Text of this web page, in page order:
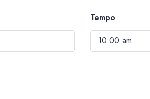
Tempo
10:00 am